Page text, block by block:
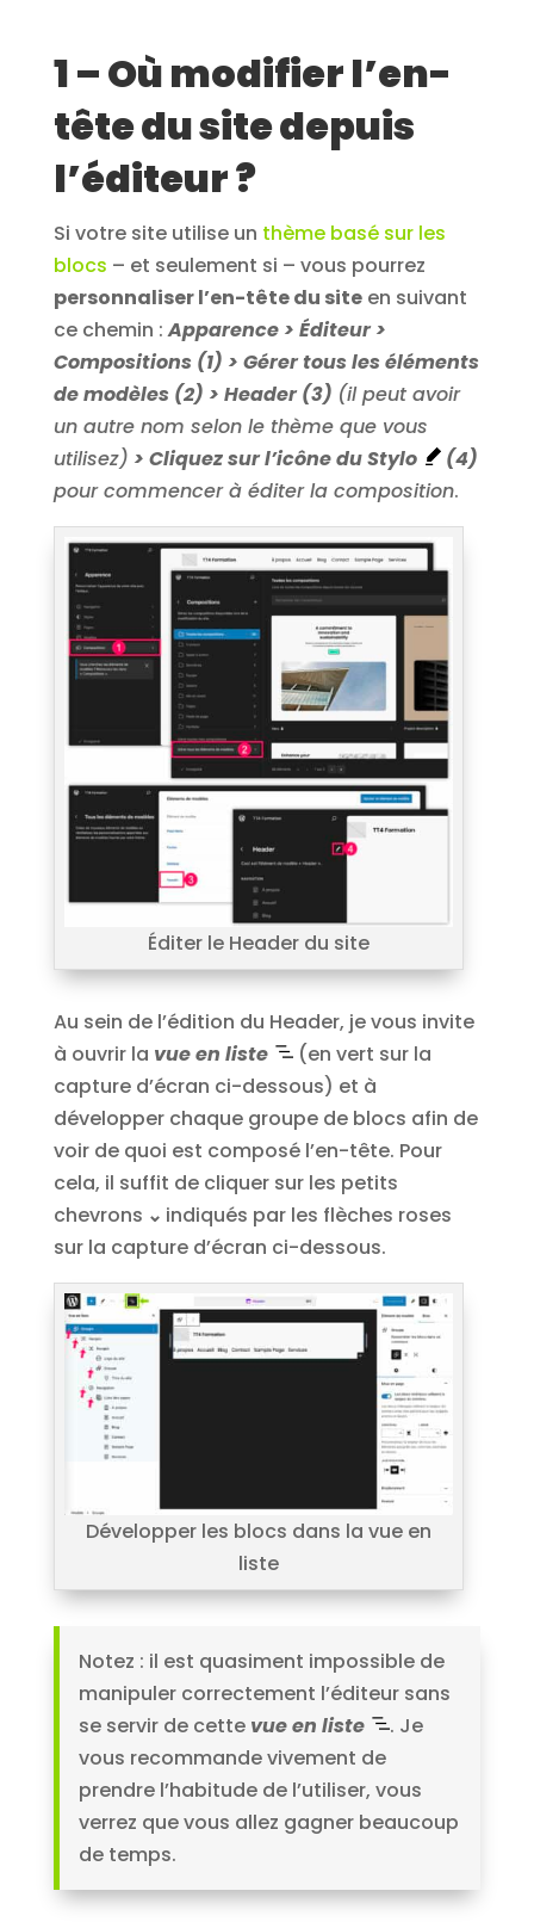
1 – Où modifier l’en-
tête du site depuis
l’éditeur ?
Si votre site utilise un thème basé sur les
blocs – et seulement si – vous pourrez
personnaliser l’en-tête du siteen suivant
ce chemin :Apparence > Éditeur >
Compositions (1) > Gérer tous les éléments
de modèles (2) > Header (3) (il peut avoir
un autre nom selon le thème que vous
utilisez) > Cliquez sur l’icône du Stylo
(4)
pour commencer à éditer la composition.
Éditer le Header du site
Au sein de l’édition du Header, je vous invite
à ouvrir la vue en liste
(en vert sur la
capture d’écran ci-dessous) et à
développer chaque groupe de blocs afin de
voir de quoi est composé l’en-tête. Pour
cela, il suffit de cliquer sur les petits
chevrons ⌄ indiqués par les flèches roses
sur la capture d’écran ci-dessous.
Développer les blocs dans la vue en
liste
Notez : il est quasiment impossible de
manipuler correctement l’éditeur sans
se servir de cette vue en liste
. Je
vous recommande vivement de
prendre l’habitude de l’utiliser, vous
verrez que vous allez gagner beaucoup
de temps.